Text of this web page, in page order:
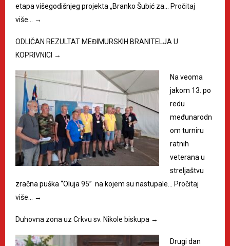
etapa višegodišnjeg projekta „Branko Šubić za… Pročitaj
više…
→
ODLIČAN REZULTAT MEĐIMURSKIH BRANITELJA U
KOPRIVNICI →
Na veoma
jakom 13. po
redu
međunarodn
om turniru
ratnih
veterana u
streljaštvu
zračna puška “Oluja 95” na kojem su nastupale… Pročitaj
više…
→
Duhovna zona uz Crkvu sv. Nikole biskupa →
Drugi dan